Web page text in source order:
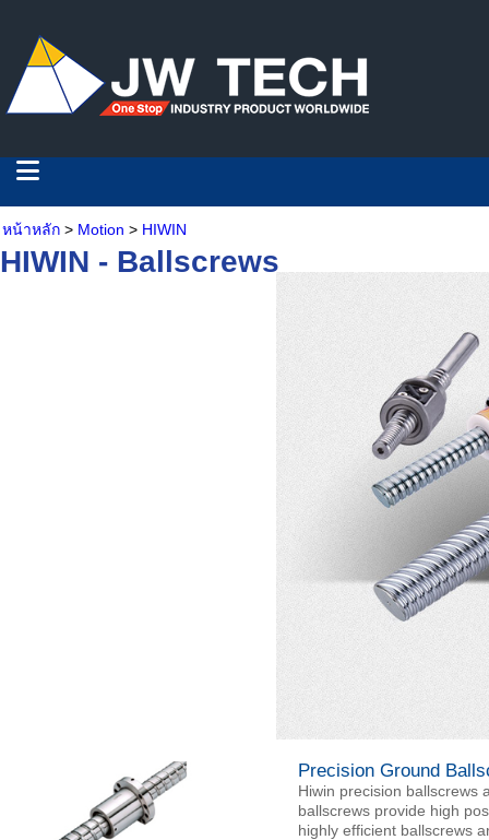
หน้าหลัก > Motion > HIWIN
HIWIN - Ballscrews
Precision Ground
Hiwin precision ballscrews
ballscrews provide high
highly efficient ballscrews